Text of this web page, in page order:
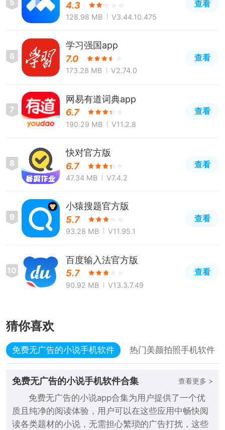
5
4.3
128.98 MB V3.44.10.475
查看
6
学习强国app
7.0
173.28 MB V2.74.0
查看
7
网易有道词典app
6.7
190.29 MB V11.2.8
查看
8
快对官方版
6.7
47.34 MB V7.4.2
查看
9
小猿搜题官方版
5.7
93.28 MB V11.95.1
查看
10
百度输入法官方版
5.7
90.92 MB V13.3.7.49
查看
猜你喜欢
免费无广告的小说手机软件 热门美颜拍照手机软件
免费无广告的小说手机软件合集 查看更多 >
免费无广告的小说app合集为用户提供了一个优
质且纯净的阅读体验，用户可以在这些应用中畅快阅
读各类题材的小说，无需担心繁琐的广告打扰，这些